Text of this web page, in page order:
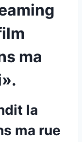
ma
la
ma rue